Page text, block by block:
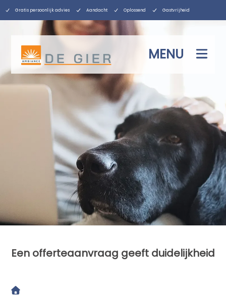
Gratis persoonlijk advies Aandacht Oplossend Gastvrijheid
MENU
Een offerteaanvraag geeft duidelijkheid